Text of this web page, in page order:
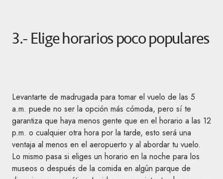
3.- Elige horarios poco populares
Levantarte de madrugada para tomar el vuelo de las 5
a.m. puede no ser la opción más cómoda, pero sí te
garantiza que haya menos gente que en el horario a las 12
p.m. o cualquier otra hora por la tarde, esto será una
ventaja al menos en el aeropuerto y al abordar tu vuelo.
Lo mismo pasa si eliges un horario en la noche para los
museos o después de la comida en algún parque de